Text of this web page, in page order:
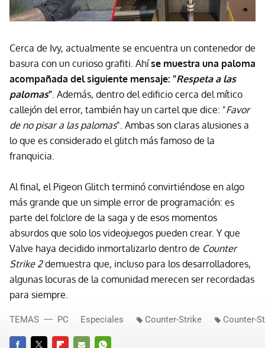
Cerca de Ivy, actualmente se encuentra un contenedor de
basura con un curioso grafiti. Ahíse muestra una paloma
acompañada del siguiente mensaje: "Respeta a las
palomas". Además, dentro del edificio cerca del mítico
callejón del error, también hay un cartel que dice: "Favor
de no pisar a las palomas". Ambas son claras alusiones a
lo que es considerado el glitch más famoso de la
franquicia.
Al final, el Pigeon Glitch terminó convirtiéndose en algo
más grande que un simple error de programación: es
parte del folclore de la saga y de esos momentos
absurdos que solo los videojuegos pueden crear. Y que
Valve haya decidido inmortalizarlo dentro de Counter
Strike 2demuestra que, incluso para los desarrolladores,
algunas locuras de la comunidad merecen ser recordadas
para siempre.
TEMAS PC Especiales Counter-Strike Counter-